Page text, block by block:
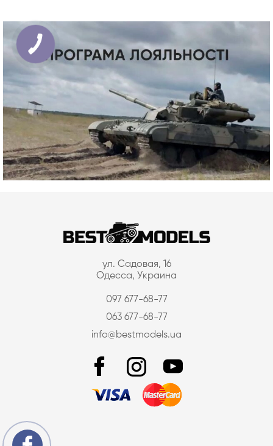
ул. Садовая, 16
Одесса, Украина
097 677-68-77
063 677-68-77
info@bestmodels.ua